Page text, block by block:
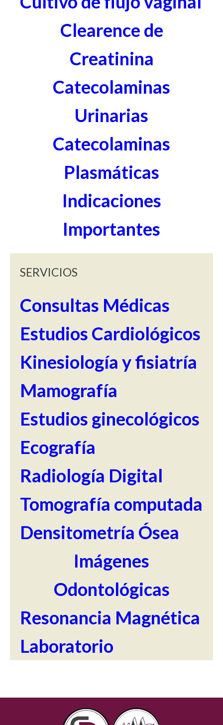
Clearence de
Creatinina
Catecolaminas
Urinarias
Catecolaminas
Plasmáticas
Indicaciones
Importantes
SERVICIOS
Consultas Médicas
Estudios Cardiológicos
Kinesiología y fisiatría
Mamografía
Estudios ginecológicos
Ecografía
Radiología Digital
Tomografía computada
Densitometría Ósea
Imágenes
Odontológicas
Resonancia Magnética
Laboratorio